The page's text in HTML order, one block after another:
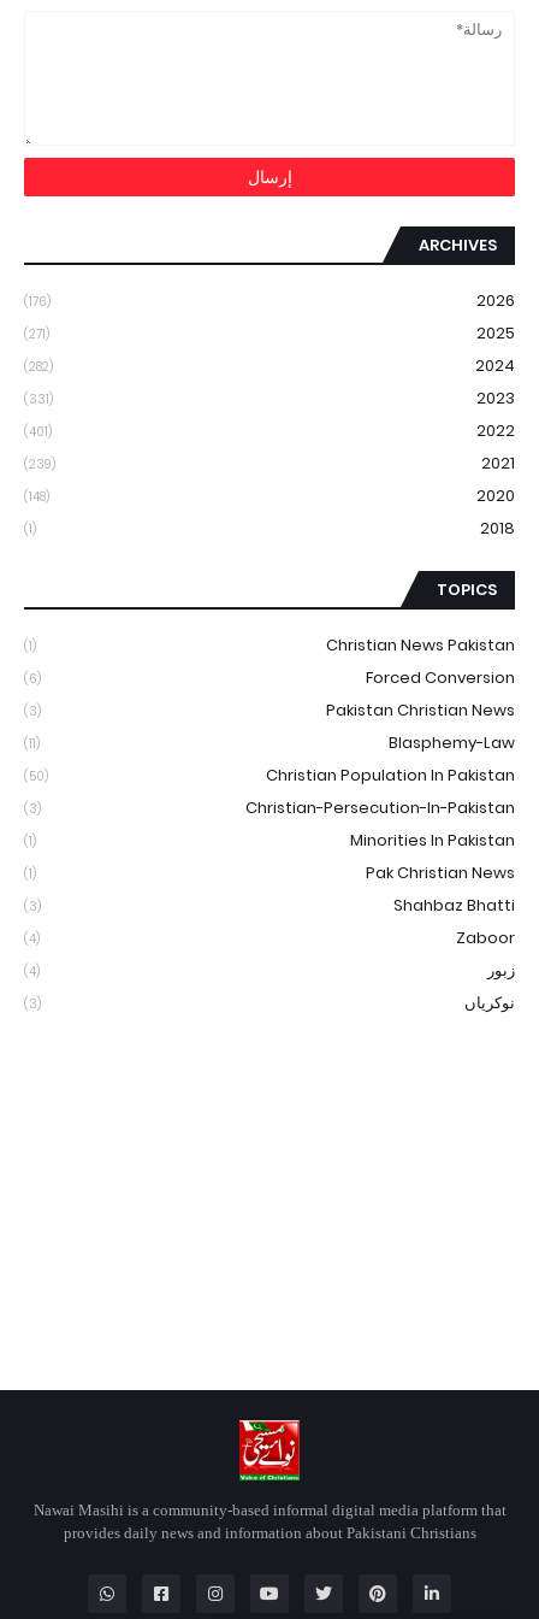
ARCHIVES
2026
(176)
2025
(271)
2024
(282)
2023
(331)
2022
(401)
2021
(239)
2020
(148)
2018
(1)
TOPICS
Christian News Pakistan
(1)
Forced Conversion
(6)
Pakistan Christian News
(3)
Blasphemy-Law
(11)
Christian Population In Pakistan
(50)
Christian-Persecution-In-Pakistan
(3)
Minorities In Pakistan
(1)
Pak Christian News
(1)
Shahbaz Bhatti
(3)
Zaboor
(4)
زبور (4)
نوکریاں (3)
Nawai Masihi is a community-based informal digital media platform that
provides daily news and information about Pakistani Christians